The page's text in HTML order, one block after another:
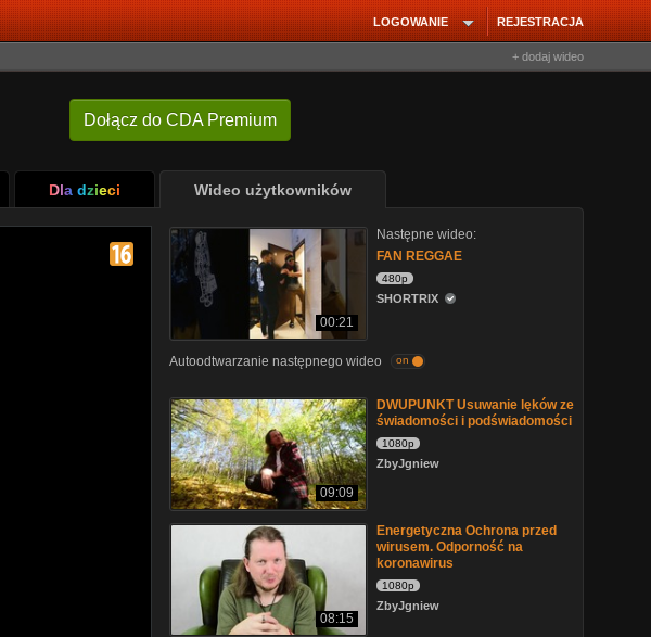
REJESTRACJA
LOGOWANIE
+ dodaj wideo
Dołącz do CDA Premium
Dla dzieci Wideo użytkowników
00:21
Następne wideo:
FAN REGGAE
480p
SHORTRIX
Autoodtwarzanie następnego wideo on
09:09
DWUPUNKT Usuwanie lęków ze
świadomości i podświadomości
1080p
ZbyJgniew
08:15
Energetyczna Ochrona przed
wirusem. Odporność na
koronawirus
1080p
ZbyJgniew